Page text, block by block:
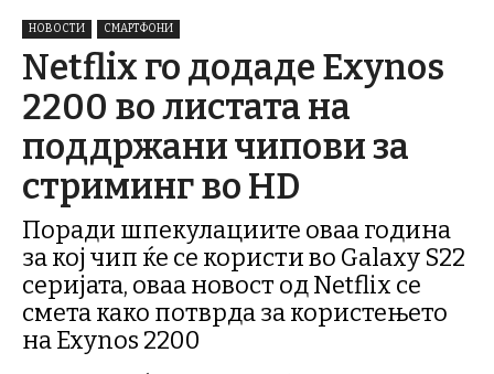
НОВОСТИ СМАРТФОНИ
Netflix го додаде Exynos
2200 во листата на
поддржани чипови за
стриминг во HD
Поради шпекулациите оваа година
за кој чип ќе се користи во Galaxy S22
серијата, оваа новост од Netflix се
смета како потврда за користењето
на Exynos 2200